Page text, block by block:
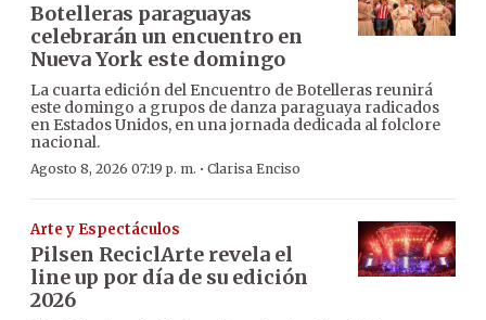
Botelleras paraguayas
celebrarán un encuentro en
Nueva York este domingo
La cuarta edición del Encuentro de Botelleras reunirá
este domingo a grupos de danza paraguaya radicados
en Estados Unidos, en una jornada dedicada al folclore
nacional.
Agosto 8, 2026 07:19 p. m. · Clarisa Enciso
Arte y Espectáculos
Pilsen ReciclArte revela el
line up por día de su edición
2026